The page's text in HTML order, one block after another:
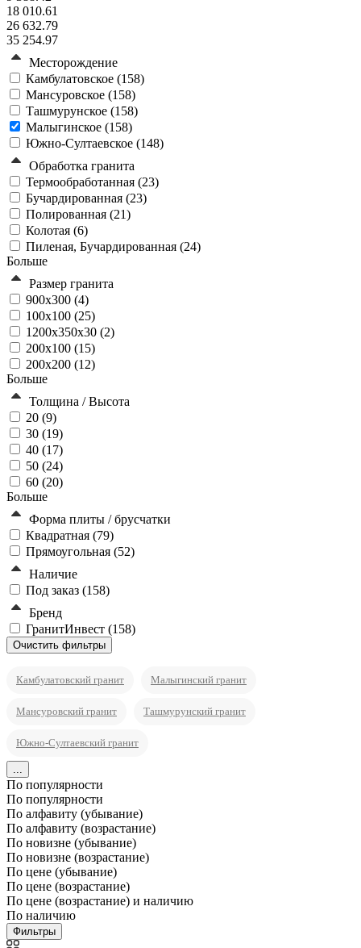
18 010.61
26 632.79
35 254.97
Месторождение
Камбулатовское (158)
Мансуровское (158)
Ташмурунское (158)
Малыгинское (158)
Южно-Султаевское (148)
Обработка гранита
Термообработанная (23)
Бучардированная (23)
Полированная (21)
Колотая (6)
Пиленая, Бучардированная (24)
Больше
Размер гранита
900х300 (4)
100х100 (25)
1200x350x30 (2)
200х100 (15)
200х200 (12)
Больше
Толщина / Высота
20 (9)
30 (19)
40 (17)
50 (24)
60 (20)
Больше
Форма плиты / брусчатки
Квадратная (79)
Прямоугольная (52)
Наличие
Под заказ (158)
Бренд
ГранитИнвест (158)
Камбулатовский гранит Малыгинский гранит
Мансуровский гранит Ташмурунский гранит
Южно-Султаевский гранит
...
По популярности
По популярности
По алфавиту (убывание)
По алфавиту (возрастание)
По новизне (убывание)
По новизне (возрастание)
По цене (убывание)
По цене (возрастание)
По цене (возрастание) и наличию
По наличию
Фильтры